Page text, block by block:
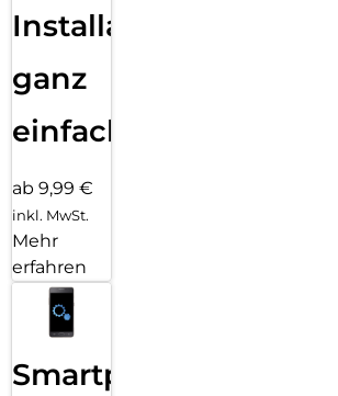
Installation
ganz
einfach
ab 9,99 €
inkl. MwSt.
Mehr
erfahren
Smartphone